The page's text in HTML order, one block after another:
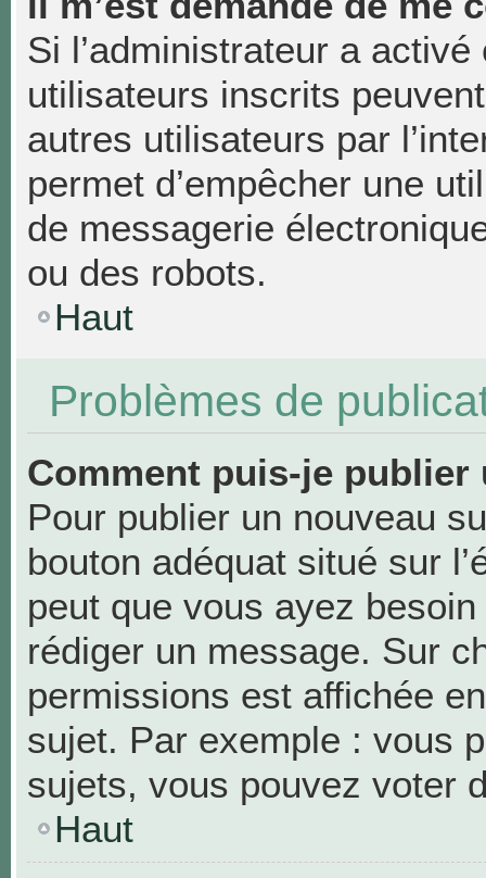
Si l’administrateur a
utilisateurs inscrits
autres utilisateurs par
permet d’empêcher une
de messagerie
ou des robots.
Haut
Problèmes de
Comment puis-je
Pour publier un nouveau
bouton adéquat situé sur
peut que vous ayez
rédiger un message. Sur
permissions est affichée
sujet. Par exemple : vous
sujets, vous pouvez voter
Haut